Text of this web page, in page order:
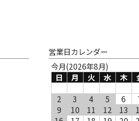
営業日カレンダー
今月(2026年8月)
日
月 火 水 木
2
3 4 5 6
9
10 11 12 13